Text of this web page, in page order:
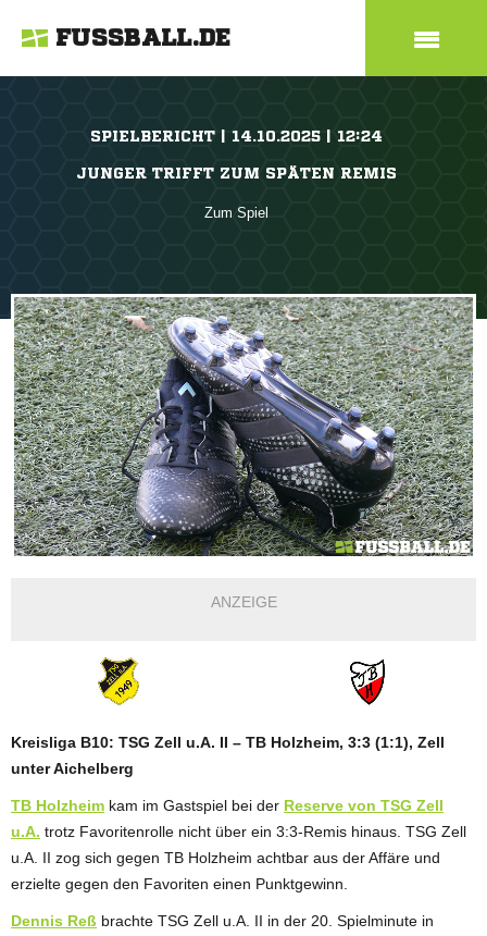
FUSSBALL.DE
SPIELBERICHT | 14.10.2025 | 12:24
JUNGER TRIFFT ZUM SPÄTEN REMIS
Zum Spiel
ANZEIGE
Kreisliga B10: TSG Zell u.A. II – TB Holzheim, 3:3 (1:1), Zell
unter Aichelberg
TB Holzheim kam im Gastspiel bei der Reserve von TSG Zell
u.A. trotz Favoritenrolle nicht über ein 3:3-Remis hinaus. TSG Zell
u.A. II zog sich gegen TB Holzheim achtbar aus der Affäre und
erzielte gegen den Favoriten einen Punktgewinn.
Dennis Reß brachte TSG Zell u.A. II in der 20. Spielminute in